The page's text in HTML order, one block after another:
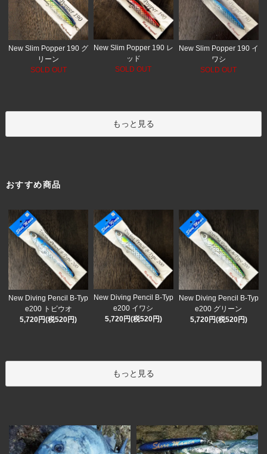
New Slim Popper 190 グ
リーン
SOLD OUT
New Slim Popper 190 レ
ッド
SOLD OUT
New Slim Popper 190 イ
ワシ
SOLD OUT
もっと見る
おすすめ商品
New Diving Pencil B-Typ
e200 トビウオ
5,720円(税520円)
New Diving Pencil B-Typ
e200 イワシ
5,720円(税520円)
New Diving Pencil B-Typ
e200 グリーン
5,720円(税520円)
もっと見る